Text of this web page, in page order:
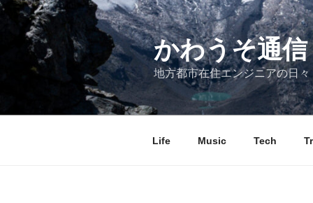
コ
かわうそ通信
地方都市在住エンジニアの日々
Life Music Tech